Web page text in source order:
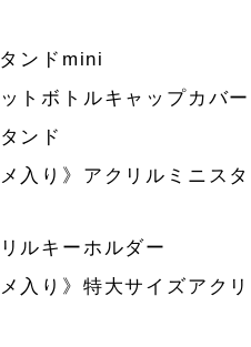
ンドmini
トボトルキャップカバー
ンド
入り》アクリルミニスタ
ルキーホルダー
入り》特大サイズアクリ